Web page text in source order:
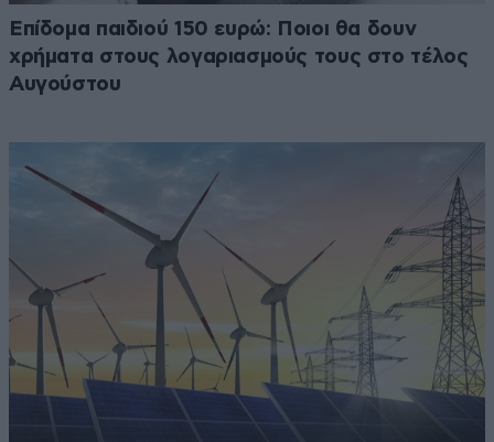
Επίδομα παιδιού 150 ευρώ: Ποιοι θα δουν
χρήματα στους λογαριασμούς τους στο τέλος
Αυγούστου